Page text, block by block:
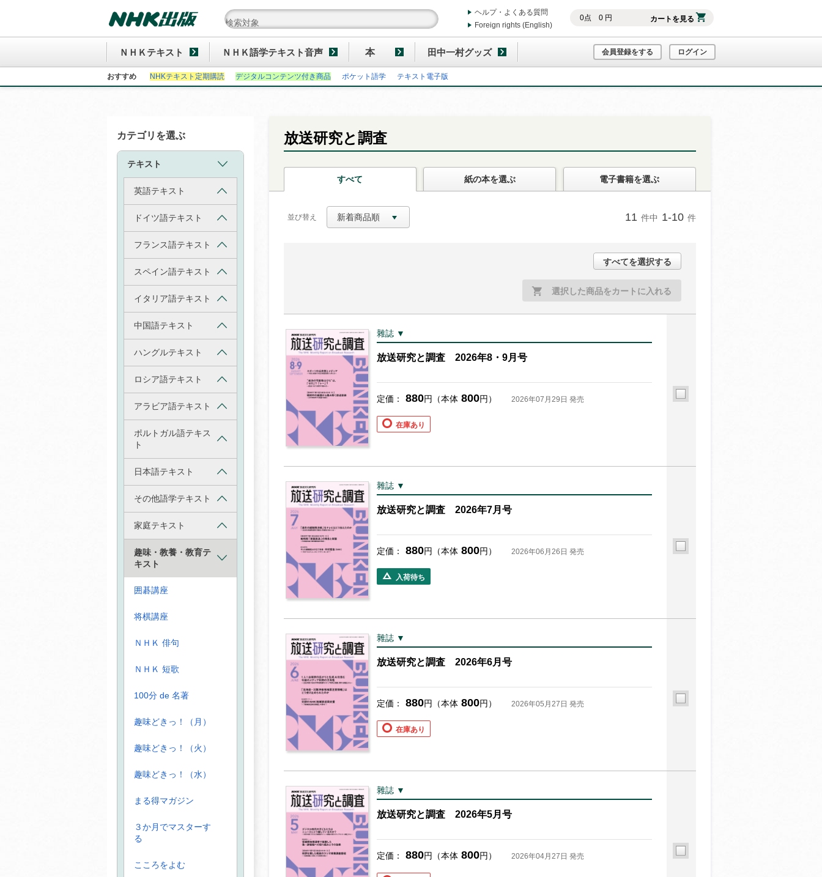
0点 0円 カートを見る
ヘルプ・よくある質問
Foreign rights (English)
ＮＨＫテキスト ＮＨＫ語学テキスト音声 本 田中一村グッズ 会員登録をする ログイン
おすすめ NHKテキスト定期購読 デジタルコンテンツ付き商品 ポケット語学 テキスト電子版
放送研究と調査
すべて 紙の本を選ぶ 電子書籍を選ぶ
並び替え 新着商品順 11 件中 1-10 件
すべてを選択する
選択した商品をカートに入れる
雜誌 ▼
放送研究と調査 2026年8・9月号
定価： 880円（本体 800円） 2026年07月29日 発売
在庫あり
雜誌 ▼
放送研究と調査 2026年7月号
定価： 880円（本体 800円） 2026年06月26日 発売
入荷待ち
雜誌 ▼
放送研究と調査 2026年6月号
定価： 880円（本体 800円） 2026年05月27日 発売
在庫あり
雜誌 ▼
放送研究と調査 2026年5月号
定価： 880円（本体 800円） 2026年04月27日 発売
カテゴリを選ぶ
テキスト
英語テキスト
ドイツ語テキスト
フランス語テキスト
スペイン語テキスト
イタリア語テキスト
中国語テキスト
ハングルテキスト
ロシア語テキスト
アラビア語テキスト
ポルトガル語テキス
ト
日本語テキスト
その他語学テキスト
家庭テキスト
趣味・教養・教育テ
キスト
囲碁講座
将棋講座
ＮＨＫ 俳句
ＮＨＫ 短歌
100分 de 名著
趣味どきっ！（月）
趣味どきっ！（火）
趣味どきっ！（水）
まる得マガジン
３か月でマスターす
る
こころをよむ